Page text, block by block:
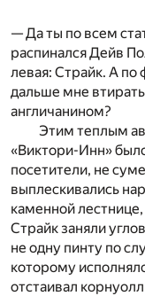
— Да ты по всем
распинался Дейв
левая: Страйк. А
дальше мне
англичанином?
Этим теплым
«Виктори-Инн»
посетители, не
выплескивались
каменной
Страйк заняли
не одну пинту по
которому
отстаивал